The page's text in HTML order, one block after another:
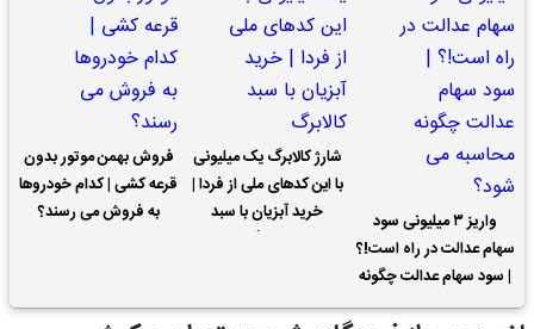
واریز ۳ میلیونی سود
سهام عدالت در راه است!؟
| سود سهام عدالت چگونه
محاسبه می شود؟
شارژ کالابرگ یک میلیونی
با این کدهای ملی از فردا |
خرید آبزیان با سبد
فروش بهمن موتور بدون
قرعه کشی | کدام خودروها
به فروش می رسند؟